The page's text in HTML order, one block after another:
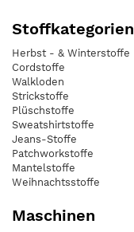
Stoffkategorien
Herbst - & Winterstoffe
Cordstoffe
Walkloden
Strickstoffe
Plüschstoffe
Sweatshirtstoffe
Jeans-Stoffe
Patchworkstoffe
Mantelstoffe
Weihnachtsstoffe
Maschinen